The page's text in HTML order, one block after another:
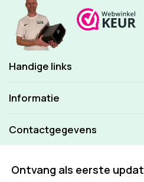
Handige links
Informatie
Contactgegevens
Ontvang als eerste